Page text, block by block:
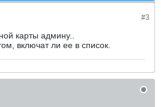
#3
карты админу..
включат ли ее в список.